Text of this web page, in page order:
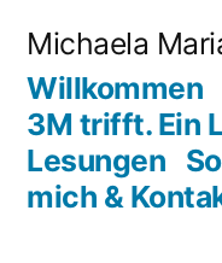
Inhalt
springen
Michaela
Willkommen
3M trifft. Ein
Lesungen
mich &